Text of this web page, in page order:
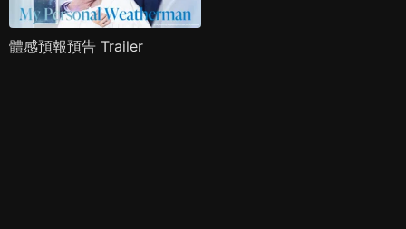
體感預報預告 Trailer